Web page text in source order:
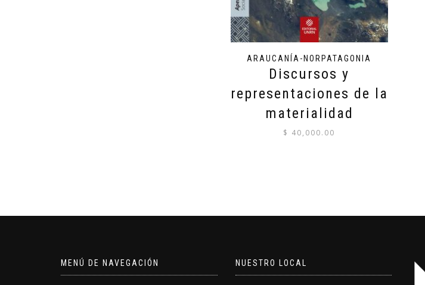
ARAUCANÍA-NORPATAGONIA
Discursos y
representaciones de la
materialidad
$ 40,000.00
MENÚ DE NAVEGACIÓN NUESTRO LOCAL